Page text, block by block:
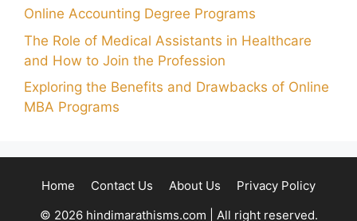
Online Accounting Degree Programs
The Role of Medical Assistants in Healthcare
and How to Join the Profession
Exploring the Benefits and Drawbacks of Online
MBA Programs
Home Contact Us About Us
Privacy Policy
© 2026 hindimarathisms.com | All right reserved.